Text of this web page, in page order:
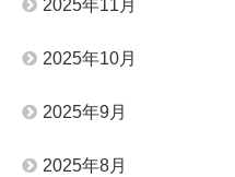
2025年11月
2025年10月
2025年9月
2025年8月